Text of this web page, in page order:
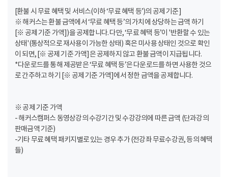
[환불 시 무료 혜택 및 서비스(이하 ‘무료 혜택 등’)의 공제 기준]
※ 해커스는 환불 금액에서 ‘무료 혜택 등’의 가치에 상당하는 금액 하기
[※ 공제 기준 가액])을 공제합니다. 다만, ‘무료 혜택 등’이 '반환할 수 있는
상태'(통상적으로 재사용이 가능한 상태) 혹은 미사용 상태인 것으로 확인
이 되면, [※ 공제 기준 가액]은 공제하지 않고 환불 금액이 지급됩니다.
*다운로드를 통해 제공받은 ‘무료 혜택 등’은 다운로드를 하면 사용한 것으
로 간주하고 하기 [※ 공제 기준 가액]에서 정한 금액을 공제합니다.
※ 공제 기준 가액
- 해커스캠퍼스 동영상강의 수강기간 및 수강강의에 따른 금액 (단과강의
판매금액 기준)
-기타 무료 혜택 패키지별로 있는 경우 추가 (전강좌 무료수강권, 등의 혜택
들)